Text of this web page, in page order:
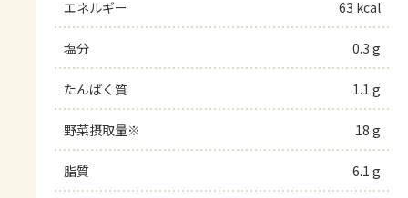
エネルギー 63 kcal
塩分 0.3 g
たんぱく質 1.1 g
野菜摂取量※ 18 g
脂質 6.1 g